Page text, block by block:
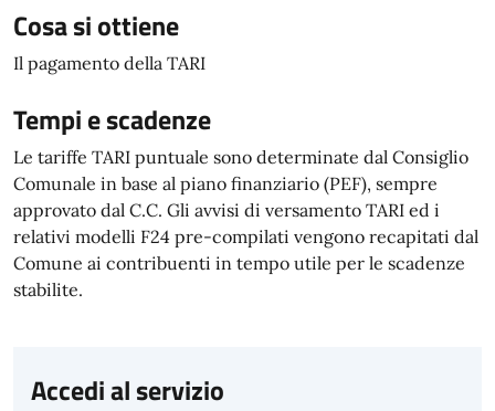
Cosa si ottiene
Il pagamento della TARI
Tempi e scadenze
Le tariffe TARI puntuale sono determinate dal Consiglio
Comunale in base al piano finanziario (PEF), sempre
approvato dal C.C. Gli avvisi di versamento TARI ed i
relativi modelli F24 pre-compilati vengono recapitati dal
Comune ai contribuenti in tempo utile per le scadenze
stabilite.
Accedi al servizio